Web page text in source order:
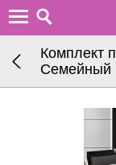
Комплект
Семейный